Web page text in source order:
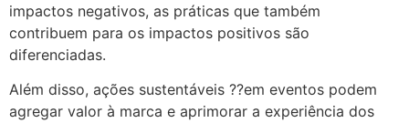
impactos negativos, as práticas que também
contribuem para os impactos positivos são
diferenciadas.
Além disso, ações sustentáveis ??em eventos podem
agregar valor à marca e aprimorar a experiência dos